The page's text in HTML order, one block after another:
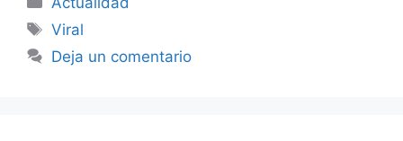
Etiquetas
Viral
Deja un comentario